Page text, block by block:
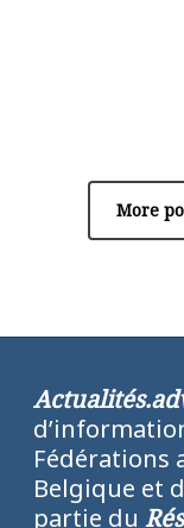
More
Fédérations
Belgique et
partie du